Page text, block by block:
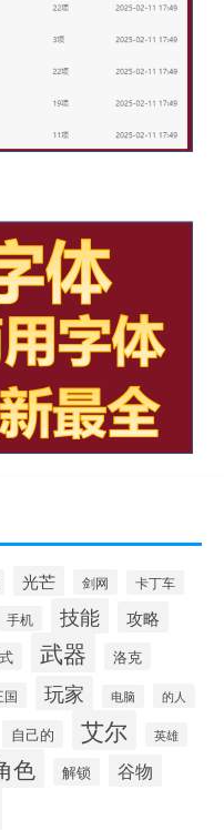
光芒 剑网 卡丁车
手机 技能 攻略
武器 洛克
国 玩家 电脑 的人
自己的 艾尔 英雄
色 解锁 谷物